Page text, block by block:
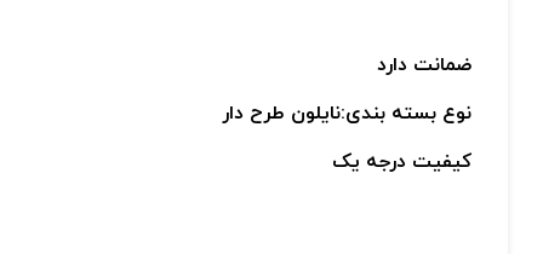
ضمانت دارد
نوع بسته بندی:نایلون طرح دار
کیفیت درجه یک